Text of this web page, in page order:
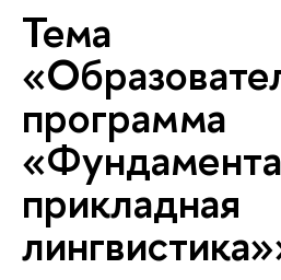
Тема
программа
прикладная